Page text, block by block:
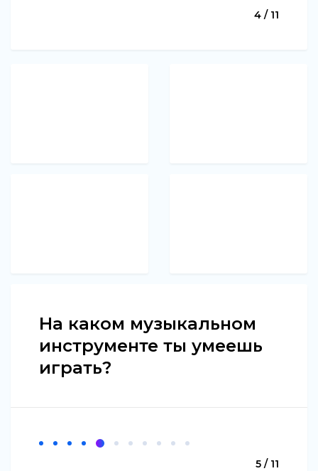
4 / 11
На каком музыкальном
инструменте ты умеешь
играть?
5 / 11